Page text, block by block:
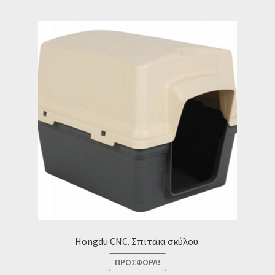
Hongdu CNC. Σπιτάκι σκύλου.
ΠΡΟΣΦΟΡΆ!